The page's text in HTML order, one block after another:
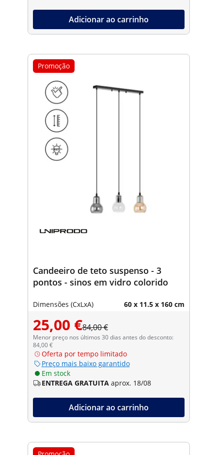
Adicionar ao carrinho
Promoção
Candeeiro de teto suspenso - 3
pontos - sinos em vidro colorido
Dimensões (CxLxA) 60 x 11.5 x 160 cm
25,00 €84,00 €
Menor preço nos últimos 30 dias antes do desconto:
84,00 €
Oferta por tempo limitado
Preço mais baixo garantido
Em stock
ENTREGA GRATUITA aprox. 18/08
Adicionar ao carrinho